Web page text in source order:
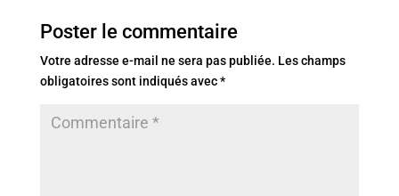
Poster le commentaire
Votre adresse e-mail ne sera pas publiée. Les champs
obligatoires sont indiqués avec*